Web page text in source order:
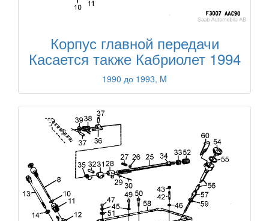
Корпус главной передачи
Касается также Кабриолет 1994
1990 до 1993, M